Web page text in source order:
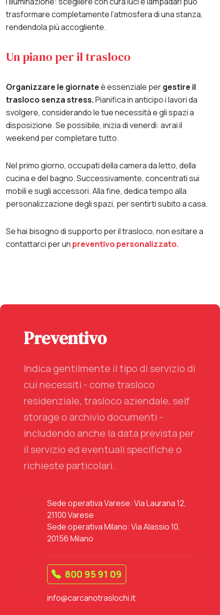
trasformare completamente l’atmosfera di una stanza,
rendendola più accogliente.
Un piano per il trasloco
Organizzare le giornateè essenziale pergestire il
trasloco senza stress.Pianifica in anticipo i lavori da
svolgere, considerando le tue necessità e gli spazi a
disposizione. Se possibile, inizia di venerdì: avrai il
weekend per completare tutto.
Nel primo giorno, occupati della camera da letto, della
cucina e del bagno. Successivamente, concentrati sui
mobili e sugli accessori. Alla fine, dedica tempo alla
personalizzazione degli spazi, per sentirti subito a casa.
Se hai bisogno di supporto per il trasloco, non esitare a
contattarci per un preventivo personalizzato.
Preventivo
Indica gentilmente il tipo di servizio di
cui necessiti - come trasloco
residenziale, trasloco aziendale, self
storage o archivio documenti -
includendo anche la data prevista per
il servizio ed eventuali specifiche o
richieste particolari.
Sede operativa Varese: Via Laurana 12,
21100 Varese
Sede operativa Milano: Via Alassio 10,
20156 Milano
800 95 91 09
info@carcanotraslochi.it